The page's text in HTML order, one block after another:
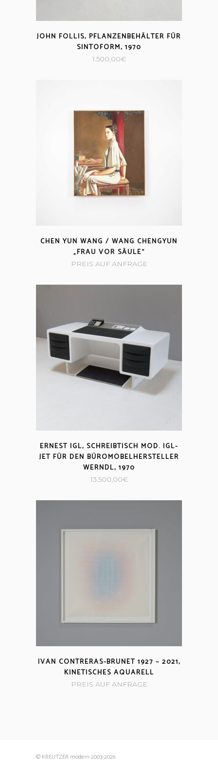
JOHN FOLLIS, PFLANZENBEHÄLTER FÜR
SINTOFORM, 1970
1.500,00€
CHEN YUN WANG / WANG CHENGYUN
„FRAU VOR SÄULE“
PREIS AUF ANFRAGE
ERNEST IGL, SCHREIBTISCH MOD. IGL-
JET FÜR DEN BÜROMÖBELHERSTELLER
WERNDL, 1970
13.500,00€
IVAN CONTRERAS-BRUNET 1927 – 2021,
KINETISCHES AQUARELL
PREIS AUF ANFRAGE
© KREUTZER modern 2003-2026